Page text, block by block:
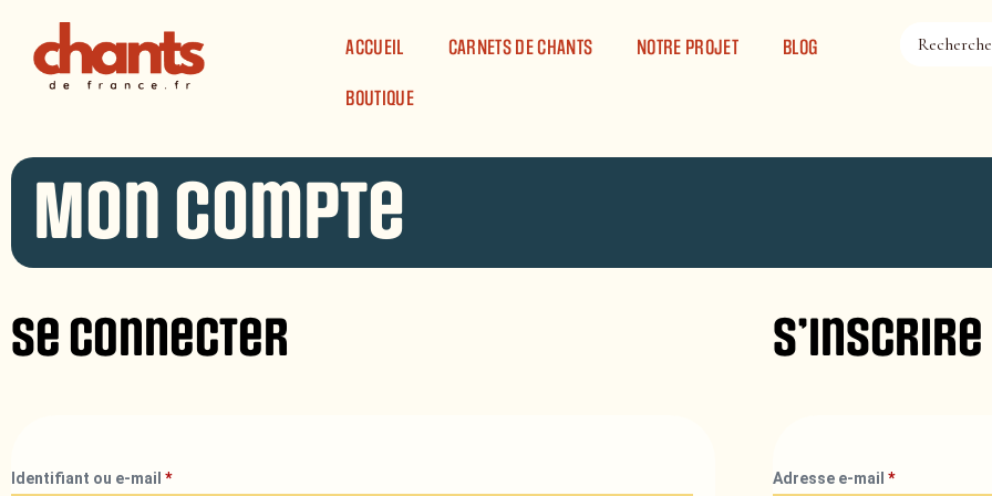
ACCUEIL
CARNETS DE CHANTS NOTRE PROJET BLOG
BOUTIQUE
Mon compte
Se connecter
Identifiant ou e-mail *
S’inscrire
Adresse e-mail*